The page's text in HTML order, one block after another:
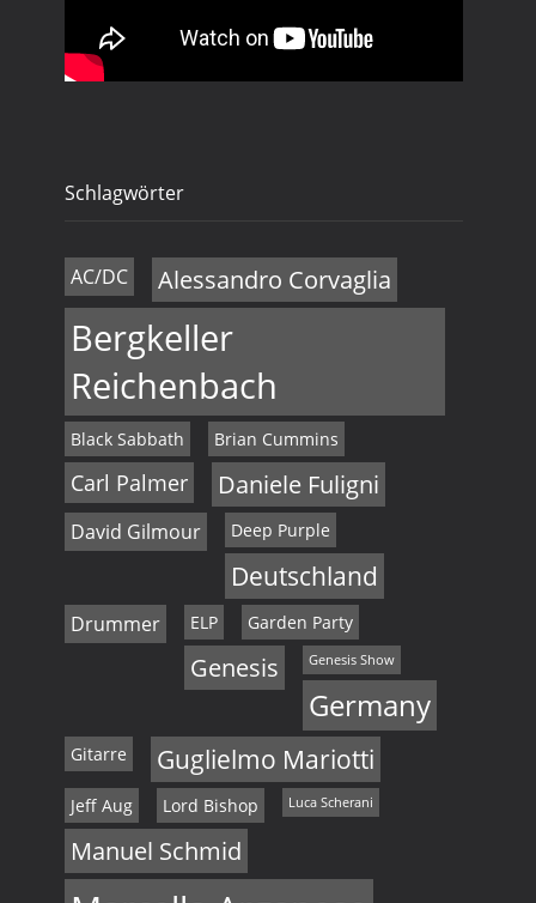
Schlagwörter
AC/DC Alessandro Corvaglia
Bergkeller
Reichenbach
Black Sabbath Brian Cummins
Carl Palmer Daniele Fuligni
David Gilmour Deep Purple
Deutschland
Drummer ELP Garden Party
Genesis Genesis Show
Germany
Gitarre Guglielmo Mariotti
Jeff Aug Lord Bishop Luca Scherani
Manuel Schmid